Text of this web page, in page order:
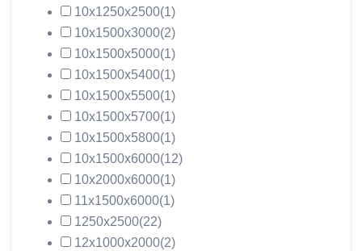
10х1250х2500(1)
10х1500х3000(2)
10х1500х5000(1)
10х1500х5400(1)
10х1500х5500(1)
10х1500х5700(1)
10х1500х5800(1)
10х1500х6000(12)
10х2000х6000(1)
11х1500х6000(1)
1250х2500(22)
12х1000х2000(2)